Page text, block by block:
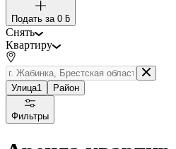
Подать за 0 ƃ
Снять
Квартиру
Улица1 Район
Фильтры